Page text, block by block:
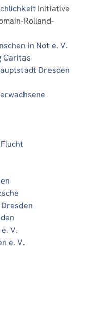
Initiative
Rolland-
in Not e. V.
Caritas
Dresden
V.
e. V.